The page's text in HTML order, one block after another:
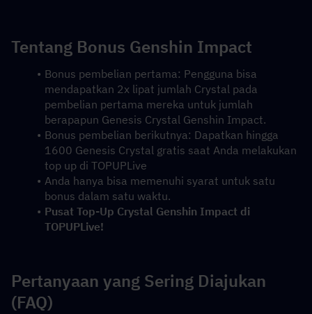
Tentang Bonus Genshin Impact
Bonus pembelian pertama: Pengguna bisa
mendapatkan 2x lipat jumlah Crystal pada
pembelian pertama mereka untuk jumlah
berapapun Genesis Crystal Genshin Impact.
Bonus pembelian berikutnya: Dapatkan hingga
1600 Genesis Crystal gratis saat Anda melakukan
top up di TOPUPLive
Anda hanya bisa memenuhi syarat untuk satu
bonus dalam satu waktu.
Pusat Top-Up Crystal Genshin Impact di
TOPUPLive!
Pertanyaan yang Sering Diajukan
(FAQ)